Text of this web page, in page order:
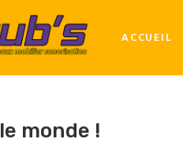
ACCUEIL
monde !